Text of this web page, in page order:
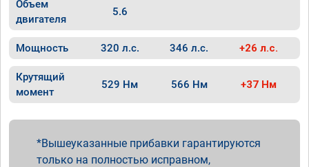
Объем
двигателя
5.6
Мощность 320 л.с. 346 л.с. +26 л.с.
Крутящий
момент
529 Нм 566 Нм +37 Нм
Вышеуказанные прибавки гарантируются
только на полностью исправном,